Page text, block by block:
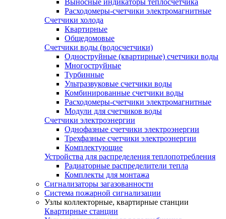
Выносные индикаторы теплосчетчика
Расходомеры-счетчики электромагнитные
Счетчики холода
Квартирные
Общедомовые
Счетчики воды (водосчетчики)
Одноструйные (квартирные) счетчики воды
Многоструйные
Турбинные
Ультразвуковые счетчики воды
Комбинированные счетчики воды
Расходомеры-счетчики электромагнитные
Модули для счетчиков воды
Счетчики электроэнергии
Однофазные счетчики электроэнергии
Трехфазные счетчики электроэнергии
Комплектующие
Устройства для распределения теплопотребления
Радиаторные распределители тепла
Комплекты для монтажа
Сигнализаторы загазованности
Система пожарной сигнализации
Узлы коллекторные, квартирные станции
Квартирные станции